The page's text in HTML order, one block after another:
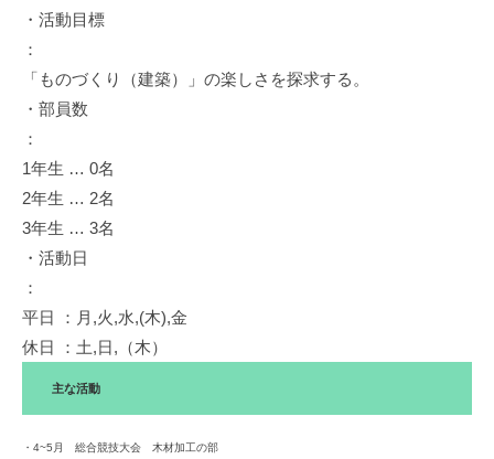
・活動目標
：
「ものづくり（建築）」の楽しさを探求する。
・部員数
：
1年生 … 0名
2年生 … 2名
3年生 … 3名
・活動日
：
平日 ：月,火,水,(木),金
休日 ：土,日,（木）
主な活動
・4~5月 総合競技大会 木材加工の部